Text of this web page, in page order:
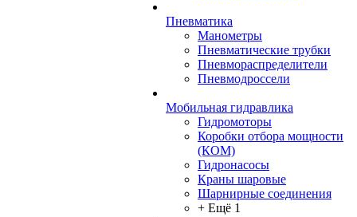
Пневматика
Манометры
Пневматические трубки
Пневмораспределители
Пневмодроссели
Мобильная гидравлика
Гидромоторы
Коробки отбора мощности
(КОМ)
Гидронасосы
Краны шаровые
Шарнирные соединения
+ Ещё 1